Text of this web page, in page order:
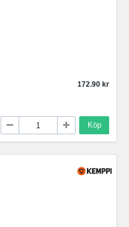
172.90
Köp